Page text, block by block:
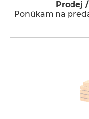
Prodej
Ponúkam na